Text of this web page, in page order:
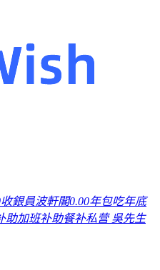
收銀員波軒閣0.00年包吃年底
助加班补助餐补私营 吳先生